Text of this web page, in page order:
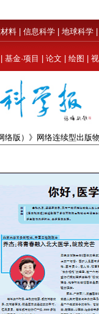
料 信息科学 地球科学
基金·项目 论文 绘图
网络版）》网络连续